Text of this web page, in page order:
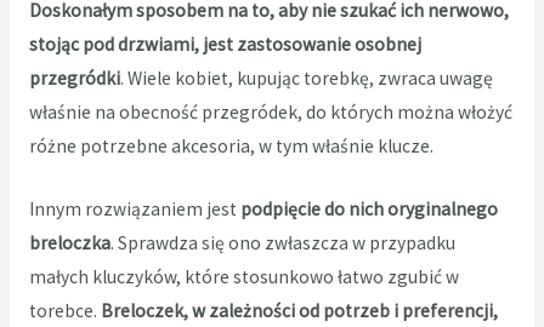
Doskonałym sposobem na to, aby nie szukać ich nerwowo,
stojąc pod drzwiami, jest zastosowanie osobnej
przegródki. Wiele kobiet, kupując torebkę, zwraca uwagę
właśnie na obecność przegródek, do których można włożyć
różne potrzebne akcesoria, w tym właśnie klucze.
Innym rozwiązaniem jest podpięcie do nich oryginalnego
breloczka. Sprawdza się ono zwłaszcza w przypadku
małych kluczyków, które stosunkowo łatwo zgubić w
torebce. Breloczek, w zależności od potrzeb i preferencji,